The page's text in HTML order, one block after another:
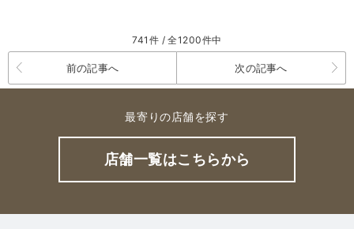
741件 / 全1200件中
前の記事へ 次の記事へ
最寄りの店舗を探す
店舗一覧はこちらから